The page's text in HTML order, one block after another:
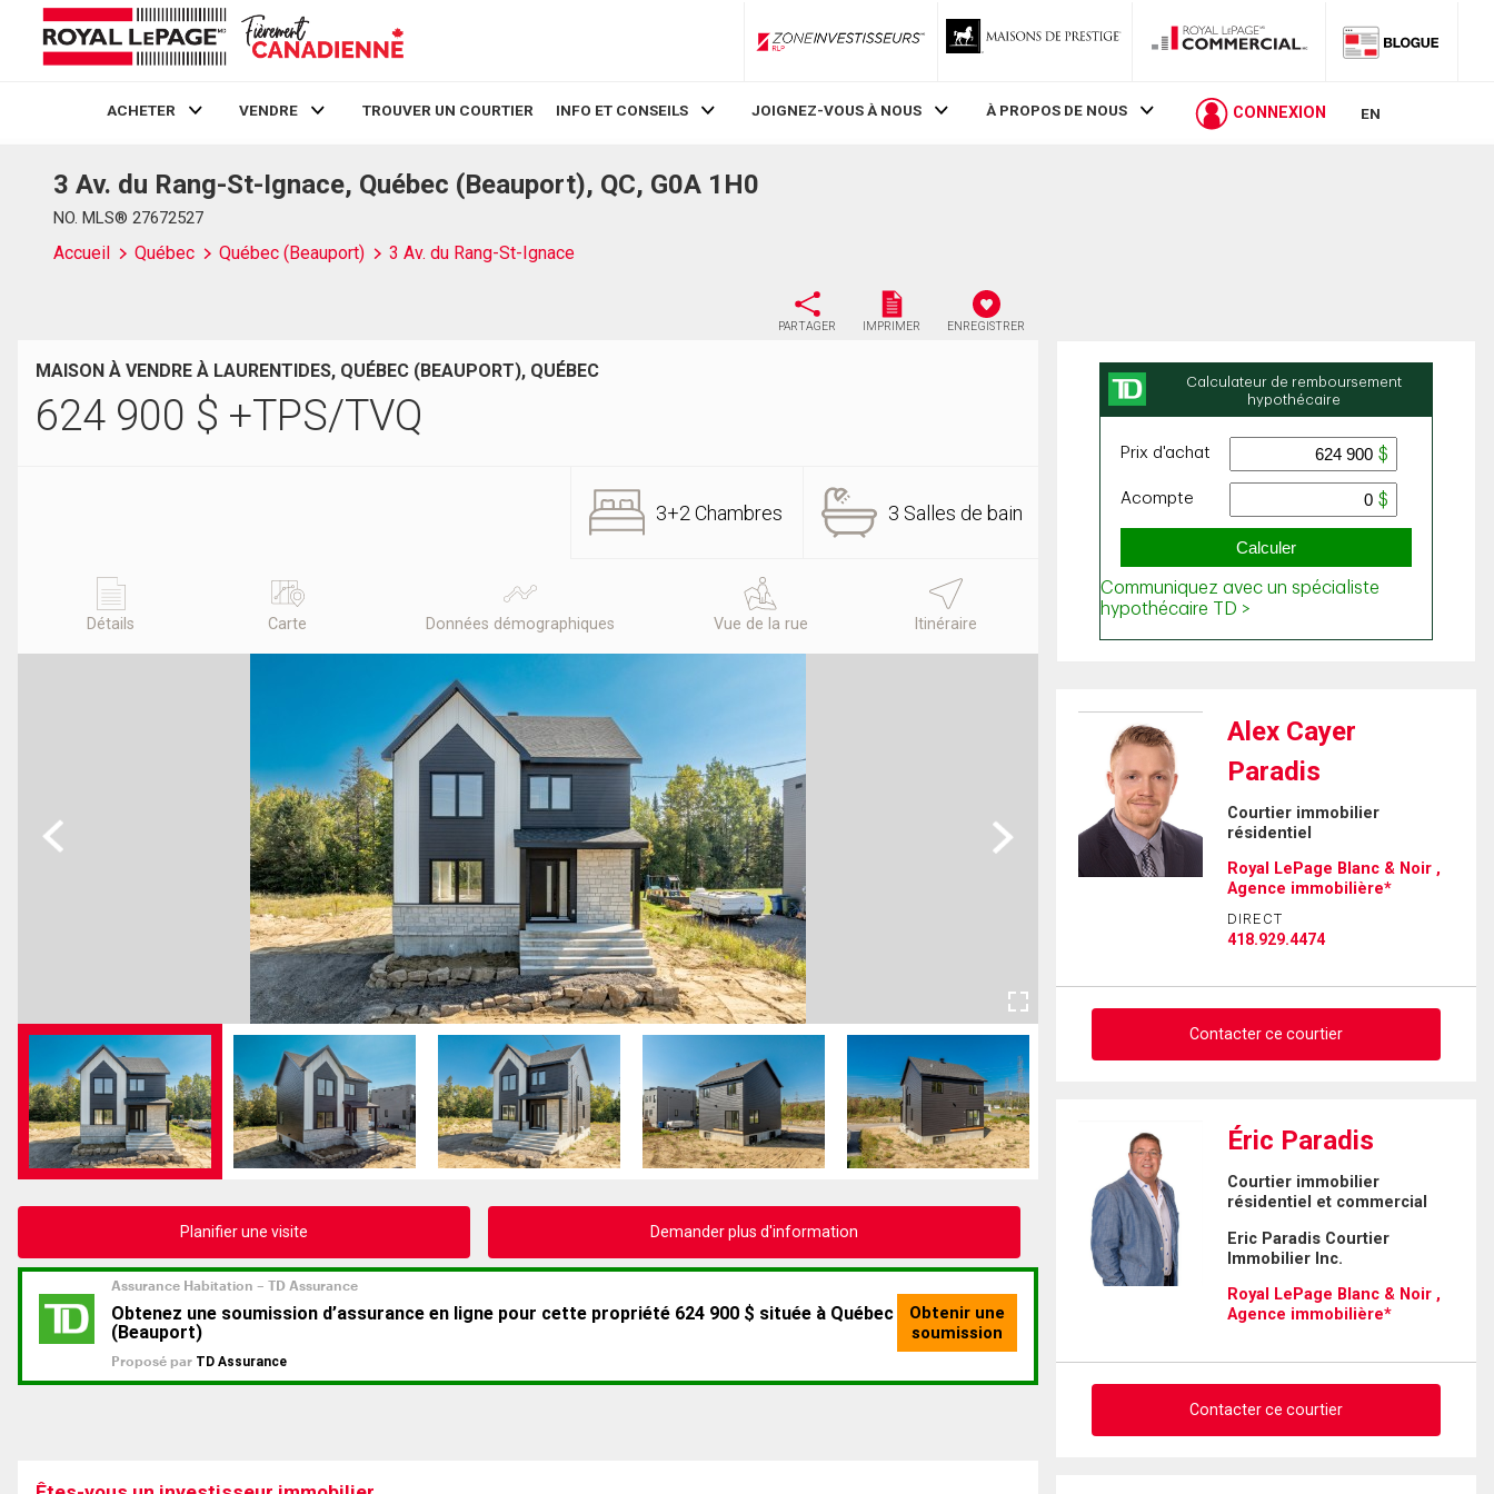
ZoneInvestisseurs RLP
ACHETER VENDRE TROUVER UN COURTIER INFO ET CONSEILS JOIGNEZ-VOUS À NOUS À PROPOS DE NOUS CONNEXION EN
3 Av. du Rang-St-Ignace, Québec (Beauport), QC, G0A 1H0
NO. MLS® 27672527
Accueil Québec Québec (Beauport) 3 Av. du Rang-St-Ignace
PARTAGER IMPRIMER ENREGISTRER
MAISON À VENDRE À LAURENTIDES, QUÉBEC (BEAUPORT), QUÉBEC
624 900 $ +TPS/TVQ
3+2 Chambres 3 Salles de bain
Détails Carte Données démographiques Vue de la rue Itinéraire
Previous Next
Planifier une visite Demander plus d'information
Alex Cayer
Paradis
Courtier immobilier
résidentiel
Royal LePage Blanc & Noir ,
Agence immobilière*
DIRECT
418.929.4474
Contacter ce courtier
Demander des infos sur cette
inscription
Prénom
Nom
Courriel
Message
Éric Paradis
Courtier immobilier
résidentiel et commercial
Eric Paradis Courtier
Immobilier Inc.
Royal LePage Blanc & Noir ,
Agence immobilière*
Contacter ce courtier